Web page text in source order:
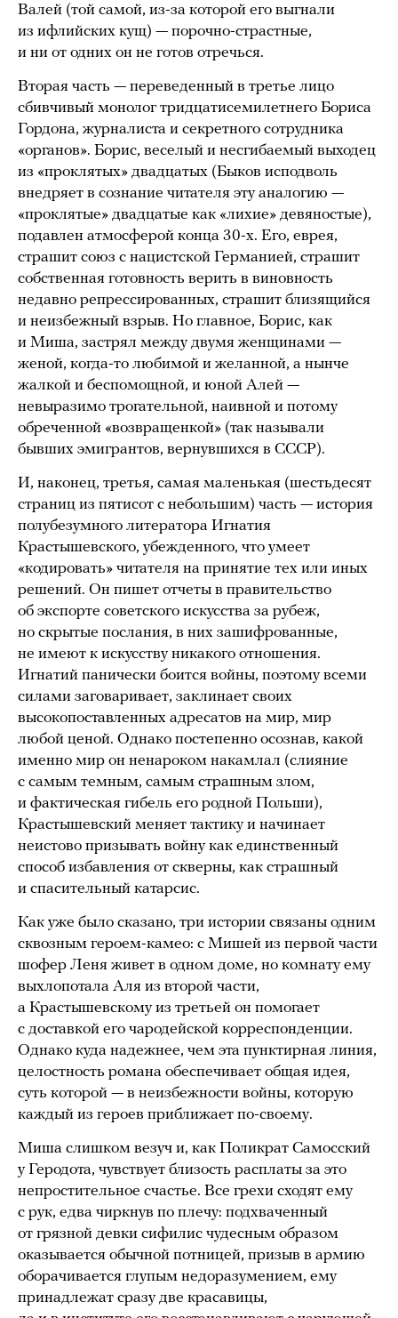
Валей (той самой, из-за которой его выгнали
из ифлийских кущ) — порочно-страстные,
и ни от одних он не готов отречься.
Вторая часть — переведенный в третье лицо
сбивчивый монолог тридцатисемилетнего Бориса
Гордона, журналиста и секретного сотрудника
«органов». Борис, веселый и несгибаемый выходец
из «проклятых» двадцатых (Быков исподволь
внедряет в сознание читателя эту аналогию —
«проклятые» двадцатые как «лихие» девяностые),
подавлен атмосферой конца 30-х. Его, еврея,
страшит союз с нацистской Германией, страшит
собственная готовность верить в виновность
недавно репрессированных, страшит близящийся
и неизбежный взрыв. Но главное, Борис, как
и Миша, застрял между двумя женщинами —
женой, когда-то любимой и желанной, а нынче
жалкой и беспомощной, и юной Алей —
невыразимо трогательной, наивной и потому
обреченной «возвращенкой» (так называли
бывших эмигрантов, вернувшихся в СССР).
И, наконец, третья, самая маленькая (шестьдесят
страниц из пятисот с небольшим) часть — история
полубезумного литератора Игнатия
Крастышевского, убежденного, что умеет
«кодировать» читателя на принятие тех или иных
решений. Он пишет отчеты в правительство
об экспорте советского искусства за рубеж,
но скрытые послания, в них зашифрованные,
не имеют к искусству никакого отношения.
Игнатий панически боится войны, поэтому всеми
силами заговаривает, заклинает своих
высокопоставленных адресатов на мир, мир
любой ценой. Однако постепенно осознав, какой
именно мир он ненароком накамлал (слияние
с самым темным, самым страшным злом,
и фактическая гибель его родной Польши),
Крастышевский меняет тактику и начинает
неистово призывать войну как единственный
способ избавления от скверны, как страшный
и спасительный катарсис.
Как уже было сказано, три истории связаны одним
сквозным героем-камео: с Мишей из первой части
шофер Леня живет в одном доме, но комнату ему
выхлопотала Аля из второй части,
а Крастышевскому из третьей он помогает
с доставкой его чародейской корреспонденции.
Однако куда надежнее, чем эта пунктирная линия,
целостность романа обеспечивает общая идея,
суть которой — в неизбежности войны, которую
каждый из героев приближает по-своему.
Миша слишком везуч и, как Поликрат Самосский
у Геродота, чувствует близость расплаты за это
непростительное счастье. Все грехи сходят ему
с рук, едва чиркнув по плечу: подхваченный
от грязной девки сифилис чудесным образом
оказывается обычной потницей, призыв в армию
оборачивается глупым недоразумением, ему
принадлежат сразу две красавицы,